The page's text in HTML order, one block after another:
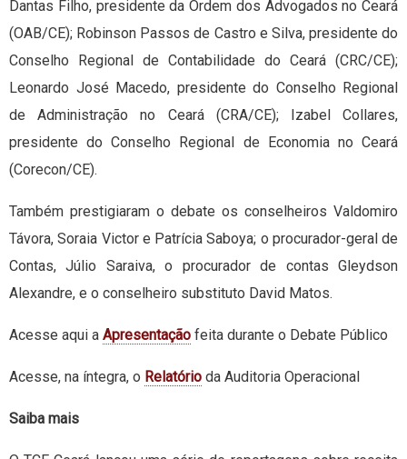
Dantas Filho, presidente da Ordem dos Advogados no Ceará
(OAB/CE); Robinson Passos de Castro e Silva, presidente do
Conselho Regional de Contabilidade do Ceará (CRC/CE);
Leonardo José Macedo, presidente do Conselho Regional
de Administração no Ceará (CRA/CE); Izabel Collares,
presidente do Conselho Regional de Economia no Ceará
(Corecon/CE).
Também prestigiaram o debate os conselheiros Valdomiro
Távora, Soraia Victor e Patrícia Saboya; o procurador-geral de
Contas, Júlio Saraiva, o procurador de contas Gleydson
Alexandre, e o conselheiro substituto David Matos.
Acesse aqui a Apresentação feita durante o Debate Público
Acesse, na íntegra, o Relatório da Auditoria Operacional
Saiba mais